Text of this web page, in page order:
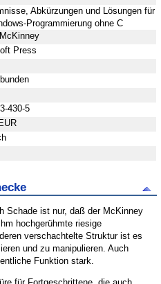
Abkürzungen und Lösungen für
Programmierung ohne C
Press
430-5
Schade ist nur, daß der McKinney
hochgerühmte riesige
verschachtelte Struktur ist es
und zu manipulieren. Auch
Funktion stark.